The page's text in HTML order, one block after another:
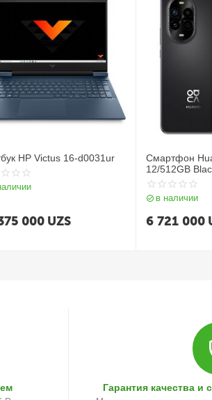
HP Victus 16-d0031ur
000 UZS
Смартфон
12/512GB
в наличии
6 721 000
Гарантия качества и